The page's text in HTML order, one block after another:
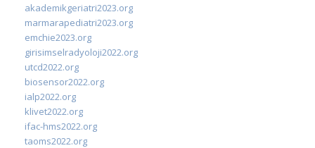
akademikgeriatri2023.org
marmarapediatri2023.org
emchie2023.org
girisimselradyoloji2022.org
utcd2022.org
biosensor2022.org
ialp2022.org
klivet2022.org
ifac-hms2022.org
taoms2022.org